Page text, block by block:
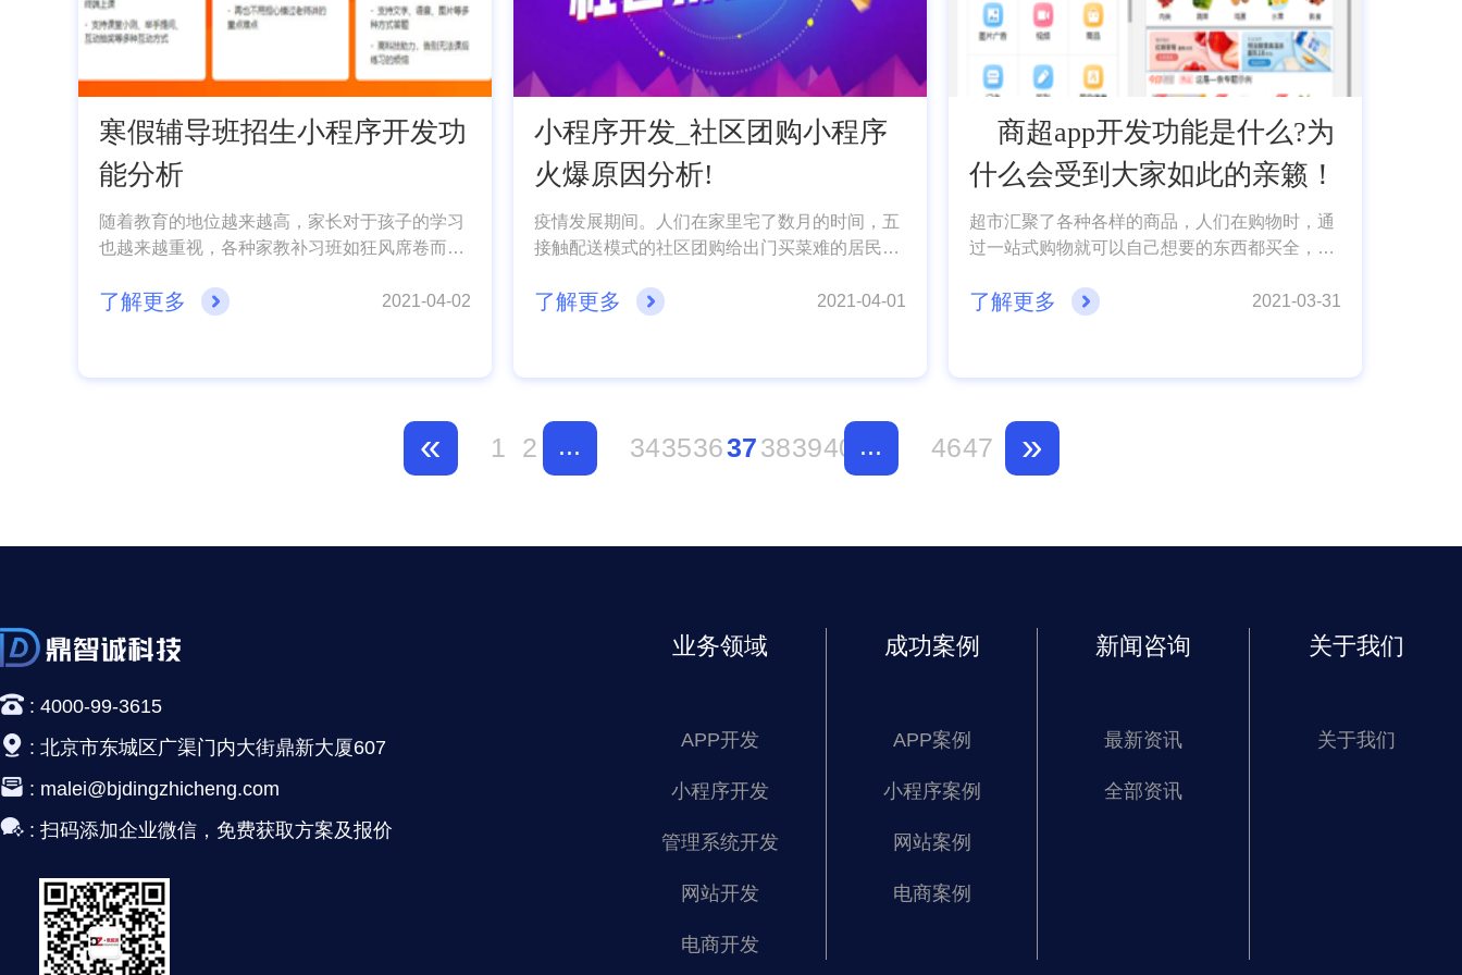
寒假辅导班招生小程序开发功
能分析
随着教育的地位越来越高，家长对于孩子的学习
也越来越重视，各种家教补习班如狂风席卷而
其质量的高低不平，而这也为许多人想要选择好
序，那么开发一款补习小程序有什么价值呢?小
了解更多 2021-04-02
小程序开发_社区团购小程序
火爆原因分析!
疫情发展期间。人们在家里宅了数月的时间，五
接触配送模式的社区团购给出门买菜难的居民帮
家，消费者和新出现的岗位“团长”的欢迎。就连
么。下面小编就给大家分享一下!
了解更多 2021-04-01
商超app开发功能是什么?为
什么会受到大家如此的亲籁！
超市汇聚了各种各样的商品，人们在购物时，通
过一站式购物就可以自己想要的东西都买全，但
买回来，因此近年来，人们对网上购物的需求很
外。随着人们生活水平的提高，人们自然希望能
可以帮助用户节省时间和精力一样，用户可以在
线完成相关行为。下面App开发公司小编就给大
了解更多 2021-03-31
« 1 2 ... 34353637383940 ... 4647 »
关于我们
关于我们
新闻咨询
最新资讯
全部资讯
成功案例
APP案例
小程序案例
网站案例
电商案例
业务领域
APP开发
小程序开发
管理系统开发
网站开发
电商开发
: 4000-99-3615
: 北京市东城区广渠门内大街鼎新大厦607
: malei@bjdingzhicheng.com
: 扫码添加企业微信，免费获取方案及报价